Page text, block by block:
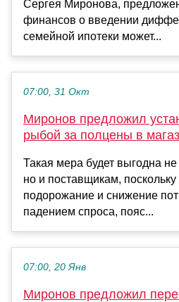
Сергея Миронова,
финансов о введении
семейной ипотеки может...
07:00, 31 Окт
Миронов предложил
рыбой за полцены в
Такая мера будет выгодна
но и поставщикам, поскольку
подорожание и снижение
падением спроса, пояс...
07:00, 20 Янв
Миронов предложил